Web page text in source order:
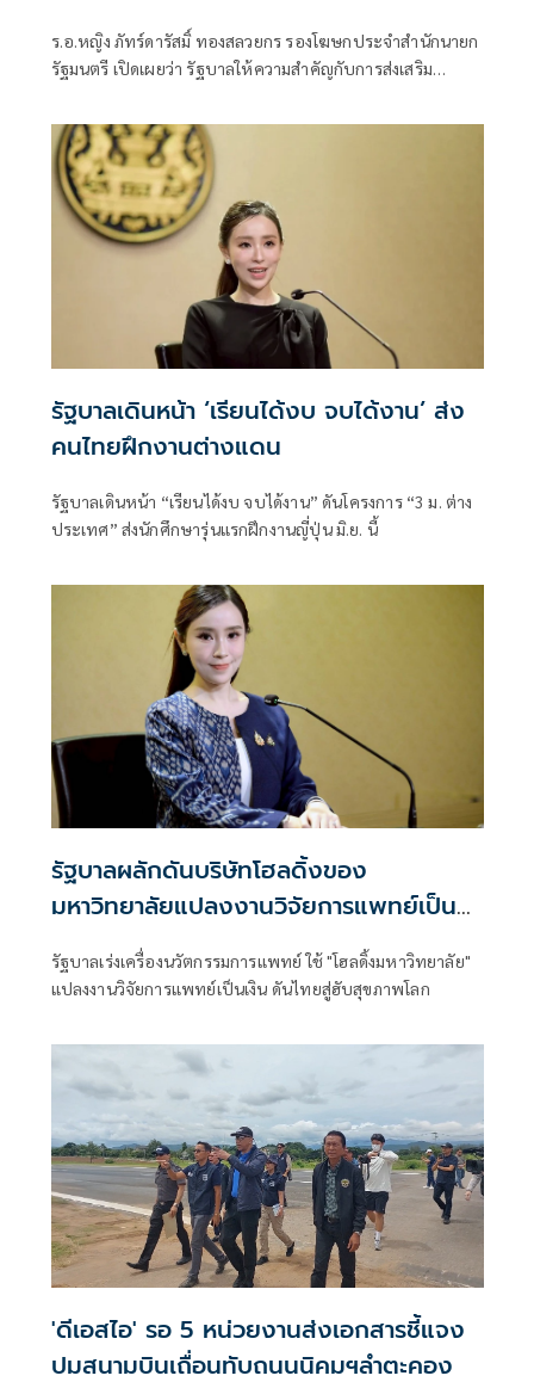
ร.อ.หญิง ภัทร์ดารัสมิ์ ทองสลวยกร รองโฆษกประจำสำนักนายก
รัฐมนตรี เปิดเผยว่า รัฐบาลให้ความสำคัญกับการส่งเสริม
รัฐบาลเดินหน้า ‘เรียนได้งบ จบได้งาน’ ส่ง
คนไทยฝึกงานต่างแดน
รัฐบาลเดินหน้า “เรียนได้งบ จบได้งาน” ดันโครงการ “3 ม. ต่าง
ประเทศ” ส่งนักศึกษารุ่นแรกฝึกงานญี่ปุ่น มิ.ย. นี้
รัฐบาลผลักดันบริษัทโฮลดิ้งของ
มหาวิทยาลัยแปลงงานวิจัยการแพทย์เป็น
รัฐบาลเร่งเครื่องนวัตกรรมการแพทย์ ใช้ "โฮลดิ้งมหาวิทยาลัย"
แปลงงานวิจัยการแพทย์เป็นเงิน ดันไทยสู่ฮับสุขภาพโลก
'ดีเอสไอ' รอ 5 หน่วยงานส่งเอกสารชี้แจง
ปมสนามบินเถื่อนทับถนนนิคมฯลำตะคอง